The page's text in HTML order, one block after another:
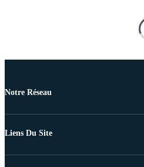
Notre Réseau
Liens Du Site